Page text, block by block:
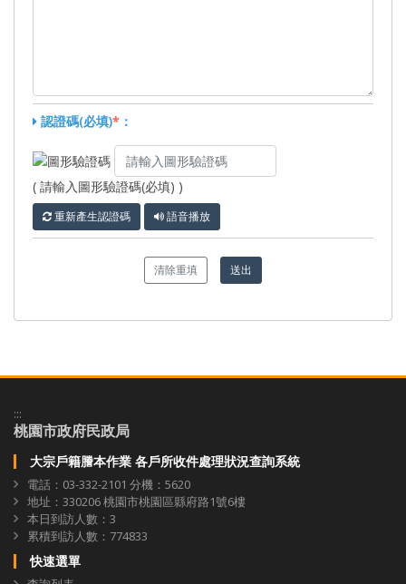
認證碼(必填)* ：
( 請輸入圖形驗證碼(必填) )
重新產生認證碼 語音播放
清除重填 送出
:::
桃園市政府民政局
大宗戶籍謄本作業 各戶所收件處理狀況查詢系統
電話：03-332-2101 分機：5620
地址：330206 桃園市桃園區縣府路1號6樓
本日到訪人數：3
累積到訪人數：774833
快速選單